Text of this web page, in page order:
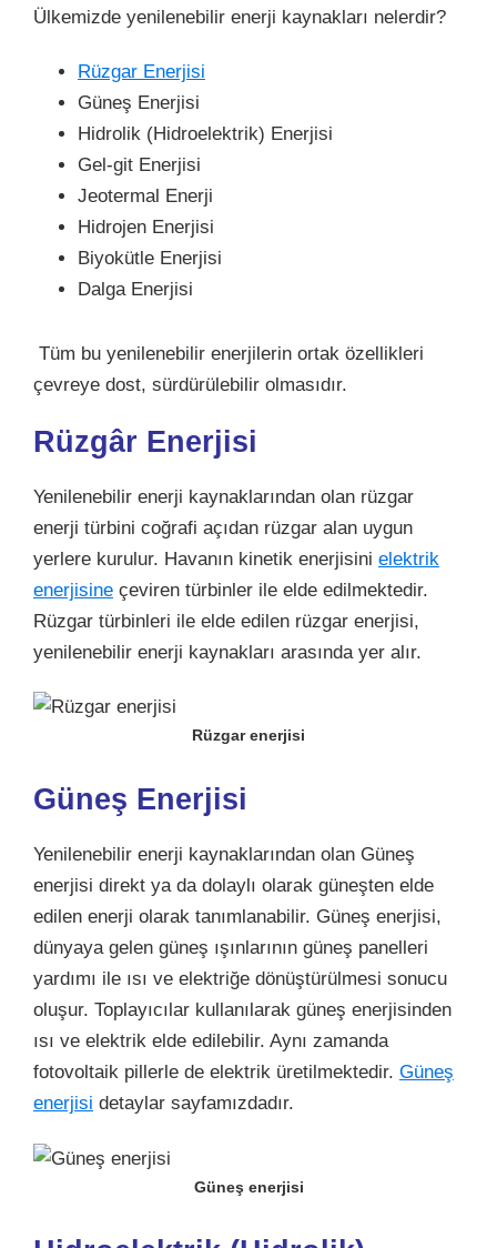
Ülkemizde yenilenebilir enerji kaynakları nelerdir?
Rüzgar Enerjisi
Güneş Enerjisi
Hidrolik (Hidroelektrik) Enerjisi
Gel-git Enerjisi
Jeotermal Enerji
Hidrojen Enerjisi
Biyokütle Enerjisi
Dalga Enerjisi
Tüm bu yenilenebilir enerjilerin ortak özellikleri
çevreye dost, sürdürülebilir olmasıdır.
Rüzgâr Enerjisi
Yenilenebilir enerji kaynaklarından olan rüzgar
enerji türbini coğrafi açıdan rüzgar alan uygun
yerlere kurulur. Havanın kinetik enerjisini elektrik
enerjisine çeviren türbinler ile elde edilmektedir.
Rüzgar türbinleri ile elde edilen rüzgar enerjisi,
yenilenebilir enerji kaynakları arasında yer alır.
Rüzgar enerjisi
Güneş Enerjisi
Yenilenebilir enerji kaynaklarından olan Güneş
enerjisi direkt ya da dolaylı olarak güneşten elde
edilen enerji olarak tanımlanabilir. Güneş enerjisi,
dünyaya gelen güneş ışınlarının güneş panelleri
yardımı ile ısı ve elektriğe dönüştürülmesi sonucu
oluşur. Toplayıcılar kullanılarak güneş enerjisinden
ısı ve elektrik elde edilebilir. Aynı zamanda
fotovoltaik pillerle de elektrik üretilmektedir. Güneş
enerjisi detaylar sayfamızdadır.
Güneş enerjisi